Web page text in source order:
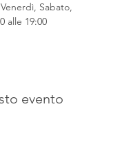
Sabato,
alle 19:00
evento